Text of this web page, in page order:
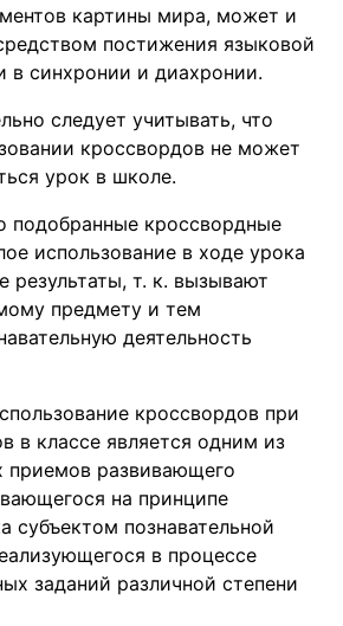
картины мира, может и
постижения языковой
в синхронии и диахронии.
следует учитывать, что
кроссвордов не может
урок в школе.
подобранные кроссвордные
использование в ходе урока
результаты, т. к. вызывают
предмету и тем
деятельность
кроссвордов при
в классе является одним из
приемов развивающего
на принципе
субъектом познавательной
в процессе
заданий различной степени